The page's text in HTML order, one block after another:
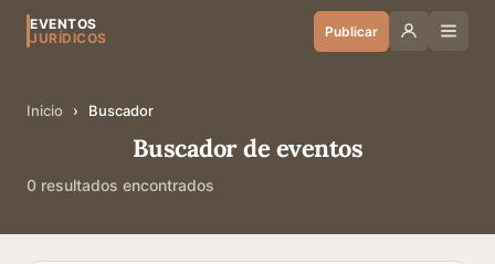
EVENTOS
JURÍDICOS
Publicar
Inicio › Buscador
Buscador de eventos
0 resultados encontrados